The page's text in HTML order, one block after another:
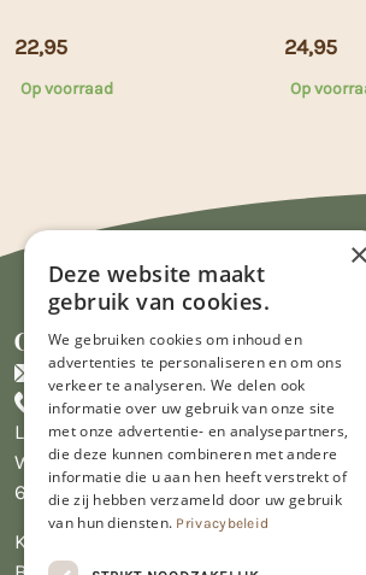
22,95
Op voorraad
24,95
Op
Contact
info@limburgsbakwinkeltje.nl
+31455226693
Limburgs Bakwinkeltje
Wijngaardsweg 16
6412 PJ Heerlen
KVK 14069470
×
Deze website maakt
gebruik van cookies.
We gebruiken cookies om inhoud en
advertenties te personaliseren en om ons
verkeer te analyseren. We delen ook
informatie over uw gebruik van onze site
met onze advertentie- en analysepartners,
die deze kunnen combineren met andere
informatie die u aan hen heeft verstrekt of
die zij hebben verzameld door uw gebruik
van hun diensten. Privacybeleid